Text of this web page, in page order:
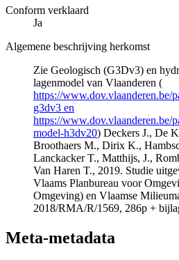
Conform verklaard
Ja
Algemene beschrijving herkomst
Zie Geologisch (G3Dv3) en
lagenmodel van Vlaanderen (
https://www.dov.vlaanderen.be/
g3dv3 en
https://www.dov.vlaanderen.be/
model-h3dv20) Deckers J., De
Broothaers M., Dirix K.,
Lanckacker T., Matthijs, J.,
Van Haren T., 2019. Studie
Vlaams Planbureau voor
Omgeving) en Vlaamse
2018/RMA/R/1569, 286p +
Meta-metadata